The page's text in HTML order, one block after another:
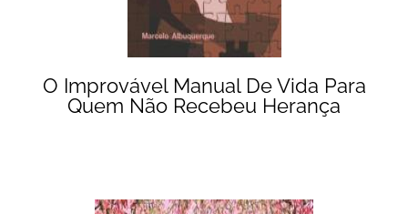
O Improvável Manual De Vida Para
Quem Não Recebeu Herança